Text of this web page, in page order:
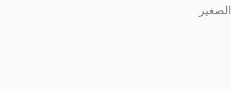
الصغير